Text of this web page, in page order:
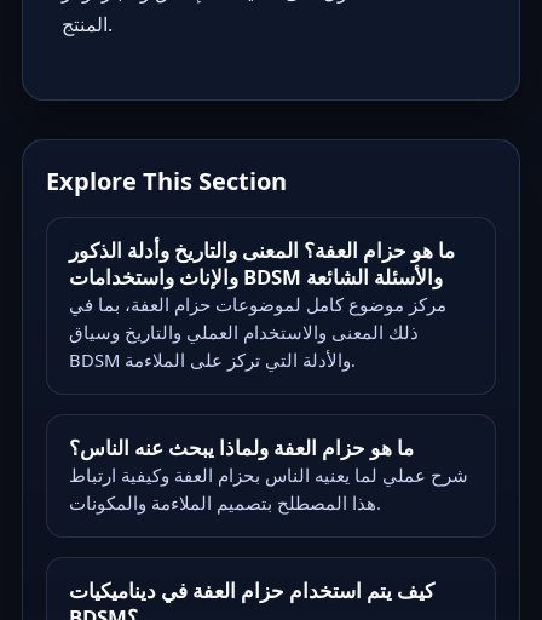
المنتج.
Explore This Section
ما هو حزام العفة؟ المعنى والتاريخ وأدلة الذكور
والإناث واستخدامات BDSM والأسئلة الشائعة
مركز موضوع كامل لموضوعات حزام العفة، بما في
ذلك المعنى والاستخدام العملي والتاريخ وسياق
BDSM والأدلة التي تركز على الملاءمة.
ما هو حزام العفة ولماذا يبحث عنه الناس؟
شرح عملي لما يعنيه الناس بحزام العفة وكيفية ارتباط
هذا المصطلح بتصميم الملاءمة والمكونات.
كيف يتم استخدام حزام العفة في ديناميكيات